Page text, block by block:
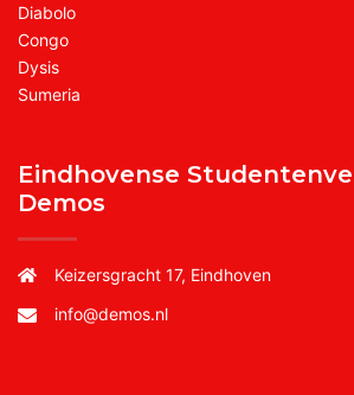
Diabolo
Congo
Dysis
Sumeria
Eindhovense
Demos
Keizersgracht 17, Eindhoven
info@demos.nl